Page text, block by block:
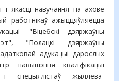
і якасці навучання па ахове
работнікаў ажыццяўляецца
"Віцебскі дзяржаўны
"Полацкі дзяржаўны
адукацыі дарослых
павышэння кваліфікацыі
спецыялістаў жыллёва-